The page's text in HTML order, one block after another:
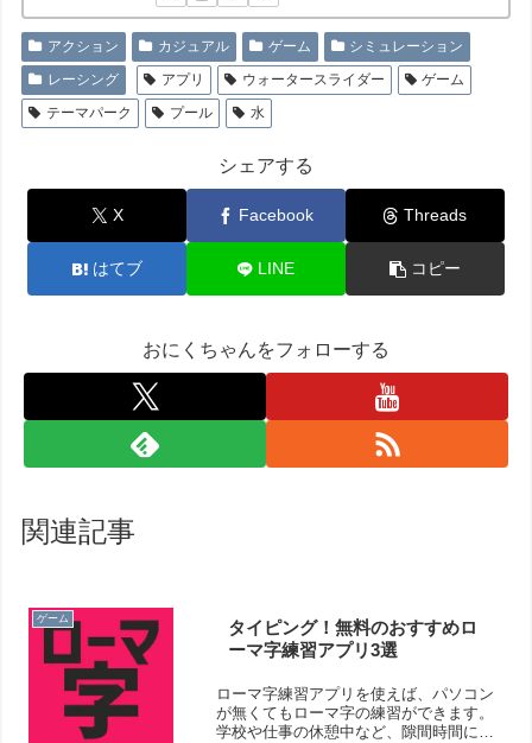
アクション カジュアル ゲーム
シミュレーション
レーシング
アプリ ウォータースライダー
ゲーム
テーマパーク
プール 水
シェアする
X Facebook Threads
はてブ LINE コピー
おにくちゃんをフォローする
関連記事
ゲーム
タイピング！無料のおすすめロ
ーマ字練習アプリ3選
ローマ字練習アプリを使えば、パソコン
が無くてもローマ字の練習ができます。
学校や仕事の休憩中など、隙間時間に特